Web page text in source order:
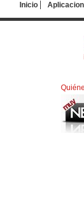
Inicio